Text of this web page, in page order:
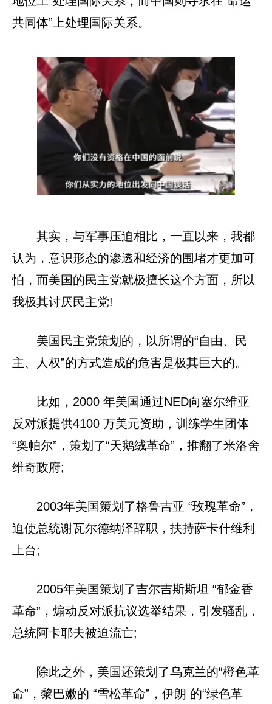
共同体”上处理国际关系。
其实，与军事压迫相比，一直以来，我都
认为，意识形态的渗透和经济的围堵才更加可
怕，而美国的民主党就极擅长这个方面，所以
我极其讨厌民主党!
美国民主党策划的，以所谓的“自由、民
主、人权”的方式造成的危害是极其巨大的。
比如，2000 年美国通过NED向塞尔维亚
反对派提供4100 万美元资助，训练学生团体
“奥帕尔”，策划了“天鹅绒革命”，推翻了米洛舍
维奇政府;
2003年美国策划了格鲁吉亚 “玫瑰革命”，
迫使总统谢瓦尔德纳泽辞职，扶持萨卡什维利
上台;
2005年美国策划了吉尔吉斯斯坦 “郁金香
革命”，煽动反对派抗议选举结果，引发骚乱，
总统阿卡耶夫被迫流亡;
除此之外，美国还策划了乌克兰的“橙色革
命”，黎巴嫩的 “雪松革命”，伊朗 的“绿色革